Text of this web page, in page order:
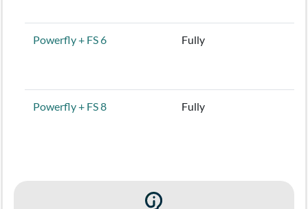
Powerfly + FS 6 Fully
Powerfly + FS 8 Fully